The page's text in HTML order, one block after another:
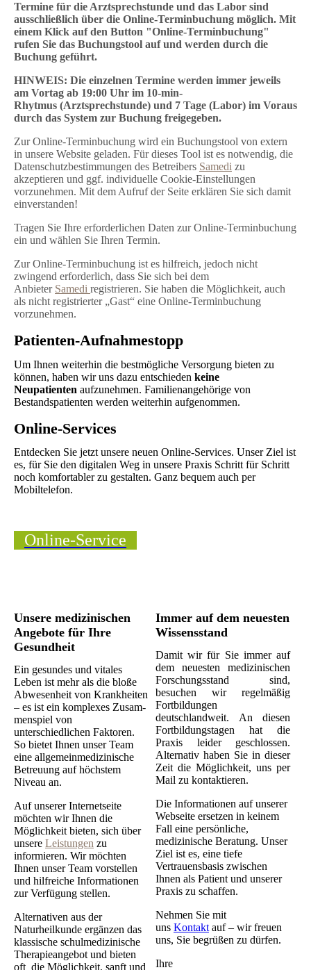
Termine für die Arztsprechstunde und das Labor sind
ausschließlich über die Online-Terminbuchung möglich. Mit
einem Klick auf den Button "Online-Terminbuchung"
rufen Sie das Buchungstool auf und werden durch die
Buchung geführt.
HINWEIS: Die einzelnen Termine werden immer jeweils
am Vortag ab 19:00 Uhr im 10-min-
Rhytmus (Arztsprechstunde) und 7 Tage (Labor) im Voraus
durch das System zur Buchung freigegeben.
Zur Online-Terminbuchung wird ein Buchungstool von extern
in unsere Website geladen. Für dieses Tool ist es notwendig, die
Datenschutzbestimmungen des Betreibers Samedi zu
akzeptieren und ggf. individuelle Cookie-Einstellungen
vorzunehmen. Mit dem Aufruf der Seite erklären Sie sich damit
einverstanden!
Tragen Sie Ihre erforderlichen Daten zur Online-Terminbuchung
ein und wählen Sie Ihren Termin.
Zur Online-Terminbuchung ist es hilfreich, jedoch nicht
zwingend erforderlich, dass Sie sich bei dem
Anbieter Samedi registrieren. Sie haben die Möglichkeit, auch
als nicht registrierter „Gast“ eine Online-Terminbuchung
vorzunehmen.
Patienten-Aufnahmestopp
Um Ihnen weiterhin die bestmögliche Versorgung bieten zu
können, haben wir uns dazu entschieden keine
Neupatienten aufzunehmen. Familienangehörige von
Bestandspatienten werden weiterhin aufgenommen.
Online-Services
Entdecken Sie jetzt unsere neuen Online-Services. Unser Ziel ist
es, für Sie den digitalen Weg in unsere Praxis Schritt für Schritt
noch komfortabler zu gestalten. Ganz bequem auch per
Mobiltelefon.
Online-Service
Unsere medizinischen
Angebote für Ihre
Gesundheit
Ein gesundes und vitales
Leben ist mehr als die bloße
Ab­we­sen­heit von Krankheiten
– es ist ein komplexes Zu­sam­
men­spiel von
unterschiedlichen Faktoren.
So bietet Ihnen unser Team
eine allgemeinmedizinische
Betreuung auf höchstem
Niveau an.
Auf unserer Internetseite
möchten wir Ihnen die
Möglichkeit bieten, sich über
unsere Leistungen zu
informieren. Wir mö­ch­ten
Ihnen unser Team vorstellen
und hilf­rei­che In­for­ma­tio­nen
zur Verfügung stellen.
Alternativen aus der
Naturheilkunde ergänzen das
klassische schulmedizinische
Therapieangebot und bieten
oft die Mög­lich­keit, sanft und
Immer auf dem neuesten
Wissensstand
Damit wir für Sie immer auf
dem neuesten medizinischen
Forschungsstand sind,
besuchen wir regelmäßig
Fortbildungen
deutschlandweit. An diesen
Fortbildungstagen hat die
Praxis leider geschlossen.
Alternativ haben Sie in dieser
Zeit die Möglichkeit, uns per
Mail zu kontaktieren.
Die Informationen auf unserer
Webseite ersetzen in keinem
Fall eine persönliche,
medizinische Beratung. Unser
Ziel ist es, eine tiefe
Vertrauensbasis zwischen
Ihnen als Patient und unserer
Praxis zu schaffen.
Nehmen Sie mit
uns Kontakt auf – wir freuen
uns, Sie be­grü­ßen zu dürfen.
Ihre